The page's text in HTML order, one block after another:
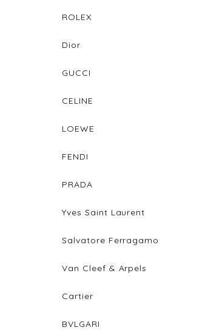
ROLEX
Dior
GUCCI
CELINE
LOEWE
FENDI
PRADA
Yves Saint Laurent
Salvatore Ferragamo
Van Cleef & Arpels
Cartier
BVLGARI